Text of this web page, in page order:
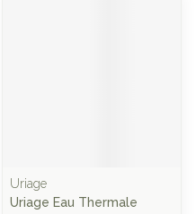
Uriage
Uriage Eau Thermale